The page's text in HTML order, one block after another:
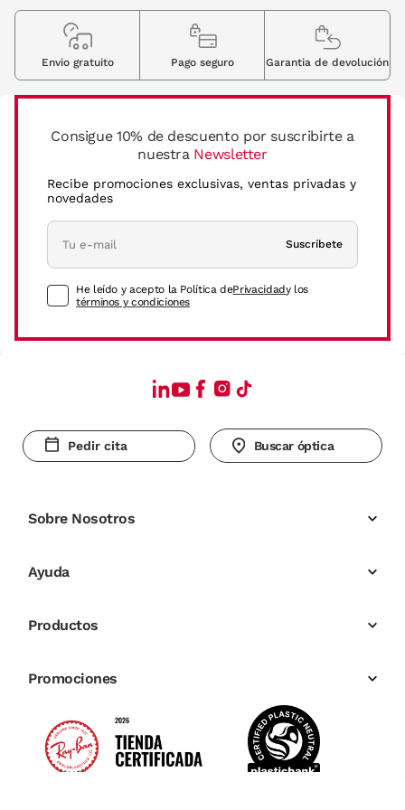
Consigue 10% de descuento por suscribirte a
nuestra Newsletter
Recibe promociones exclusivas, ventas privadas y
novedades
Suscríbete
He leído y acepto la Política dePrivacidady los
términos y condiciones
Envio gratuito Pago seguro Garantia de devolución
Pedir cita Buscar óptica
Sobre Nosotros
Ayuda
Productos
Promociones